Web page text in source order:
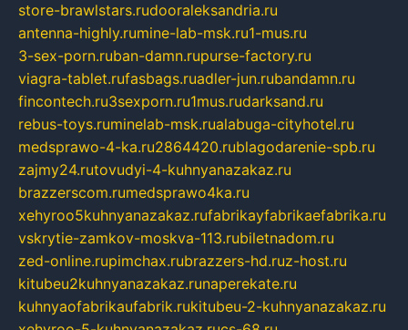
store-brawlstars.rudooraleksandria.ru
antenna-highly.rumine-lab-msk.ru1-mus.ru
3-sex-porn.ruban-damn.rupurse-factory.ru
viagra-tablet.rufasbags.ruadler-jun.rubandamn.ru
fincontech.ru3sexporn.ru1mus.rudarksand.ru
rebus-toys.ruminelab-msk.rualabuga-cityhotel.ru
medsprawo-4-ka.ru2864420.rublagodarenie-spb.ru
zajmy24.rutovudyi-4-kuhnyanazakaz.ru
brazzerscom.rumedsprawo4ka.ru
xehyroo5kuhnyanazakaz.rufabrikayfabrikaefabrika.ru
vskrytie-zamkov-moskva-113.rubiletnadom.ru
zed-online.rupimchax.rubrazzers-hd.ruz-host.ru
kitubeu2kuhnyanazakaz.runaperekate.ru
kuhnyaofabrikaufabrik.rukitubeu-2-kuhnyanazakaz.ru